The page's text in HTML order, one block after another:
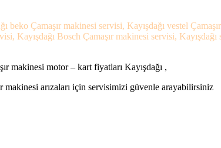
beko Çamaşır makinesi servisi, Kayışdağı vestel
Kayışdağı Bosch Çamaşır makinesi servisi,
makinesi motor – kart fiyatları Kayışdağı ,
makinesi arızaları için servisimizi güvenle arayabilirsiniz